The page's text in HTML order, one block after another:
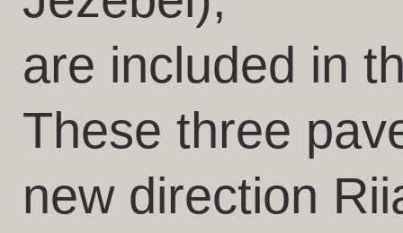
are included in
These three
new direction